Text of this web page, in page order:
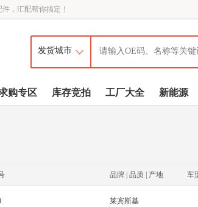
，汇配帮你搞定！
购专区 库存竞拍 工厂大全 新能源
品牌 | 品质 | 产地 车
莱宾斯基